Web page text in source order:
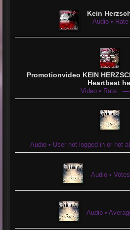
Kein
Audio • Rate
Promotionvideo KEIN
Heartbeat
Video • Rate —
Audio • User not logged in or not
Audio • Votes
Audio •